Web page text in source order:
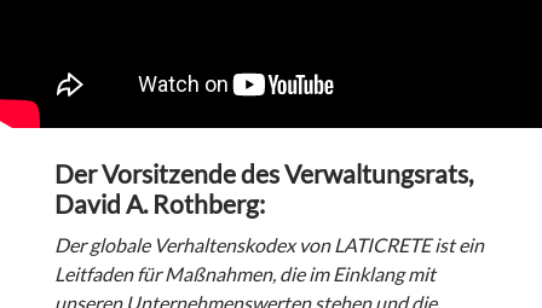
Der Vorsitzende des Verwaltungsrats,
David A. Rothberg:
Der globale Verhaltenskodex von LATICRETE ist ein
Leitfaden für Maßnahmen, die im Einklang mit
unseren Unternehmenswerten stehen und die